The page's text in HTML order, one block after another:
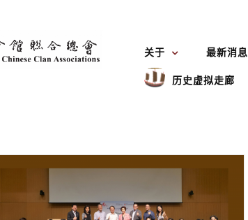
关于
最新消息
历史虚拟走廊